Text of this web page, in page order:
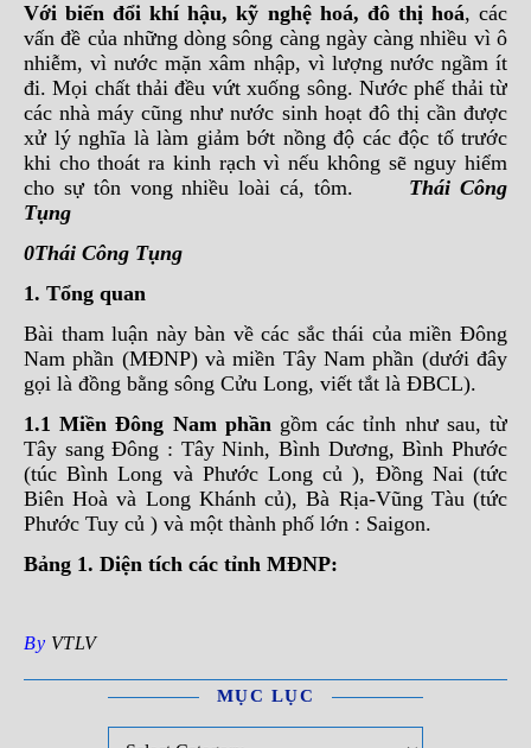
Với biến đổi khí hậu, kỹ nghệ hoá, đô thị hoá, các
vấn đề của những dòng sông càng ngày càng nhiều vì ô
nhiễm, vì nước mặn xâm nhập, vì lượng nước ngầm ít
đi. Mọi chất thải đều vứt xuống sông. Nước phế thải từ
các nhà máy cũng như nước sinh hoạt đô thị cần được
xử lý nghĩa là làm giảm bớt nồng độ các độc tố trước
khi cho thoát ra kinh rạch vì nếu không sẽ nguy hiểm
cho sự tôn vong nhiều loài cá, tôm.
Thái Công
Tụng
0Thái Công Tụng
1. Tổng quan
Bài tham luận này bàn về các sắc thái của miền Đông
Nam phần (MĐNP) và miền Tây Nam phần (dưới đây
gọi là đồng bằng sông Cửu Long, viết tắt là ĐBCL).
1.1 Miền Đông Nam phầngồm các tỉnh như sau, từ
Tây sang Đông : Tây Ninh, Bình Dương, Bình Phước
(túc Bình Long và Phước Long củ ), Đồng Nai (tức
Biên Hoà và Long Khánh củ), Bà Rịa-Vũng Tàu (tức
Phước Tuy củ ) và một thành phố lớn : Saigon.
Bảng 1. Diện tích các tỉnh MĐNP:
By VTLV
MỤC LỤC